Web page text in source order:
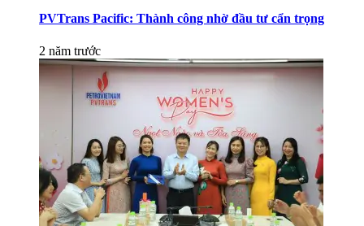
PVTrans Pacific: Thành công nhờ đầu tư cẩn trọng
2 năm trước